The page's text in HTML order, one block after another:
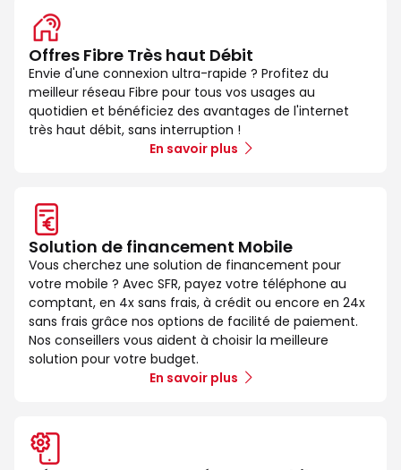
Offres Fibre Très haut Débit
Envie d'une connexion ultra-rapide ? Profitez du
meilleur réseau Fibre pour tous vos usages au
quotidien et bénéficiez des avantages de l'internet
très haut débit, sans interruption !
En savoir plus
Solution de financement Mobile
Vous cherchez une solution de financement pour
votre mobile ? Avec SFR, payez votre téléphone au
comptant, en 4x sans frais, à crédit ou encore en 24x
sans frais grâce nos options de facilité de paiement.
Nos conseillers vous aident à choisir la meilleure
solution pour votre budget.
En savoir plus